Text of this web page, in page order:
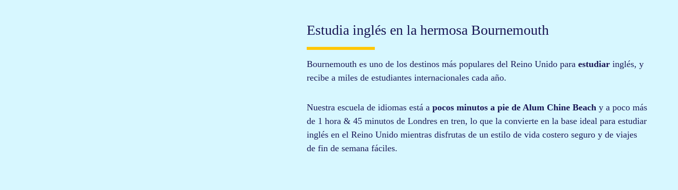
Estudia inglés en la hermosa Bournemouth
Bournemouth es uno de los destinos más populares del Reino Unido paraestudiaringlés, y
recibe a miles de estudiantes internacionales cada año.
Nuestra escuela de idiomas está apocos minutos a pie de Alum Chine Beach y a poco más
de 1 hora & 45 minutos de Londres en tren, lo que la convierte en la base ideal paraestudiar
inglés en el Reino Unido mientras disfrutas de un estilo de vida costero seguro y de viajes
de fin de semana fáciles.